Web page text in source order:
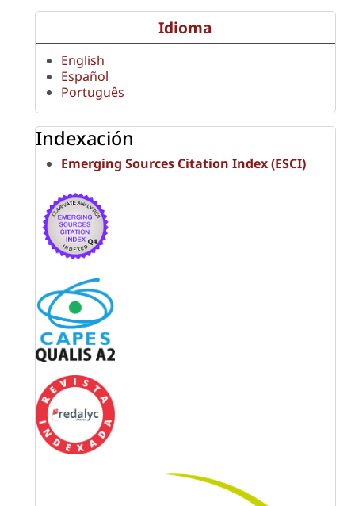
Idioma
English
Español
Português
Indexación
Emerging Sources Citation Index (ESCI)